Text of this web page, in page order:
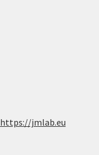
https://jmlab.eu